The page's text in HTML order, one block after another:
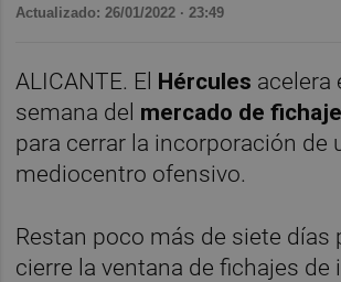
Actualizado: 26/01/2022 · 23:49
ALICANTE. El Hércules acelera
semana del mercado de
para cerrar la incorporación de
mediocentro ofensivo.
Restan poco más de siete días
cierre la ventana de fichajes de